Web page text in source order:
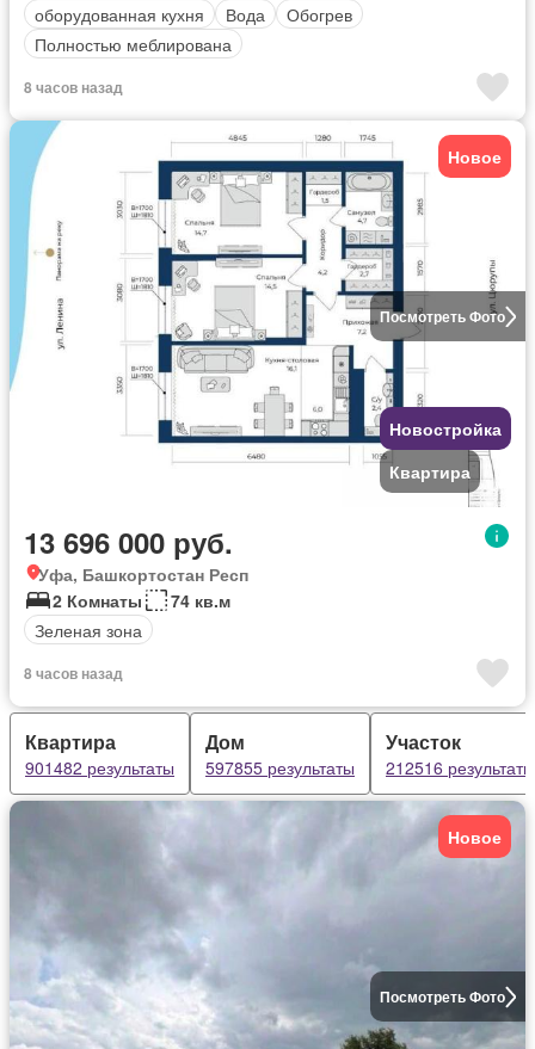
оборудованная кухня
Вода
Обогрев
Полностью меблирована
8 часов назад
Посмотреть Фото
Новое
Новостройка
Квартира
13 696 000 руб.
Уфа, Башкортостан Респ
2 Комнаты
74 кв.м
Зеленая зона
8 часов назад
Квартира
901482 результаты
Дом
597855 результаты
Участок
212516 результаты
Посмотреть Фото
Новое